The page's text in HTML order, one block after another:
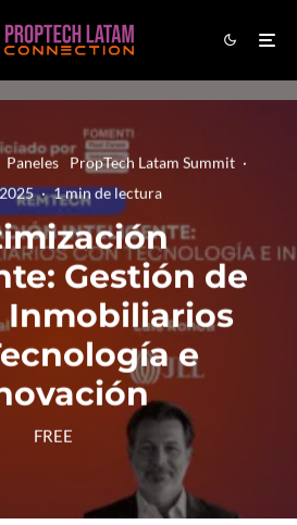
Paneles PropTech Latam Summit ·
· 1 min de lectura
Gestión de
Inmobiliarios
e
FREE